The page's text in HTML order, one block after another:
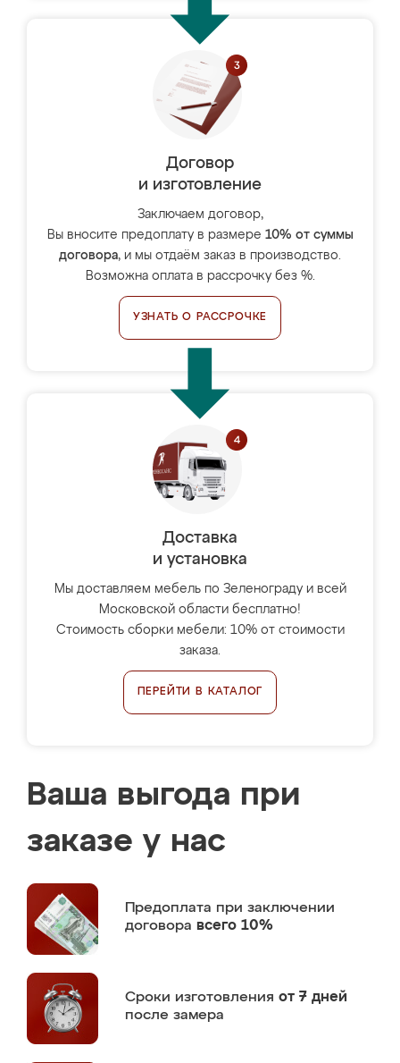
Договор
и изготовление
Заключаем договор,
Вы вносите предоплату в размере 10% от суммы
договора, и мы отдаём заказ в производство.
Возможна оплата в рассрочку без %.
УЗНАТЬ О РАССРОЧКЕ
Доставка
и установка
Мы доставляем мебель по Зеленограду и всей
Московской области бесплатно!
Стоимость сборки мебели: 10% от стоимости
заказа.
ПЕРЕЙТИ В КАТАЛОГ
Ваша выгода при
заказе у нас
Предоплата при заключении
договора всего 10%
Сроки изготовления от 7 дней
после замера